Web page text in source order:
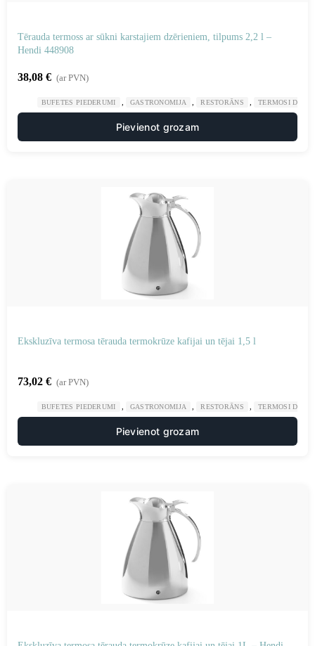
Tērauda termoss ar sūkni karstajiem dzērieniem, tilpums 2,2 l –
Hendi 448908
38,08 € (ar PVN)
BUFETES PIEDERUMI GASTRONOMIJA RESTORĀNS TERMOSI
Pievienot grozam
Ekskluzīva termosa tērauda termokrūze kafijai un tējai 1,5 l
73,02 € (ar PVN)
BUFETES PIEDERUMI GASTRONOMIJA RESTORĀNS TERMOSI
Pievienot grozam